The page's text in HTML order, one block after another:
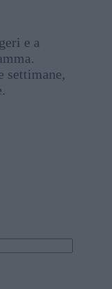
e a
settimane,